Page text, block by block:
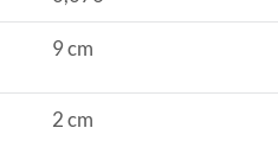
9 cm
2 cm